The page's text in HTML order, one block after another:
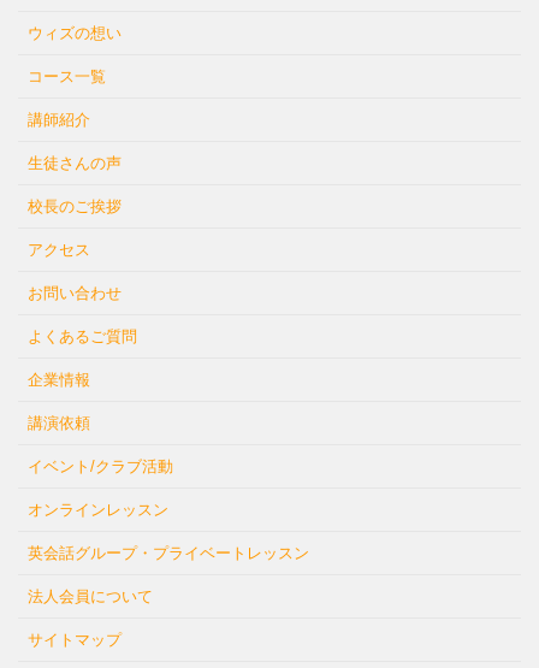
ウィズの想い
コース一覧
講師紹介
生徒さんの声
校長のご挨拶
アクセス
お問い合わせ
よくあるご質問
企業情報
講演依頼
イベント/クラブ活動
オンラインレッスン
英会話グループ・プライベートレッスン
法人会員について
サイトマップ